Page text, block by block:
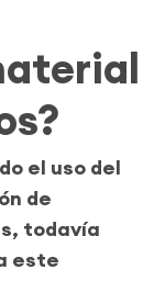
el uso del
de
todavía
este